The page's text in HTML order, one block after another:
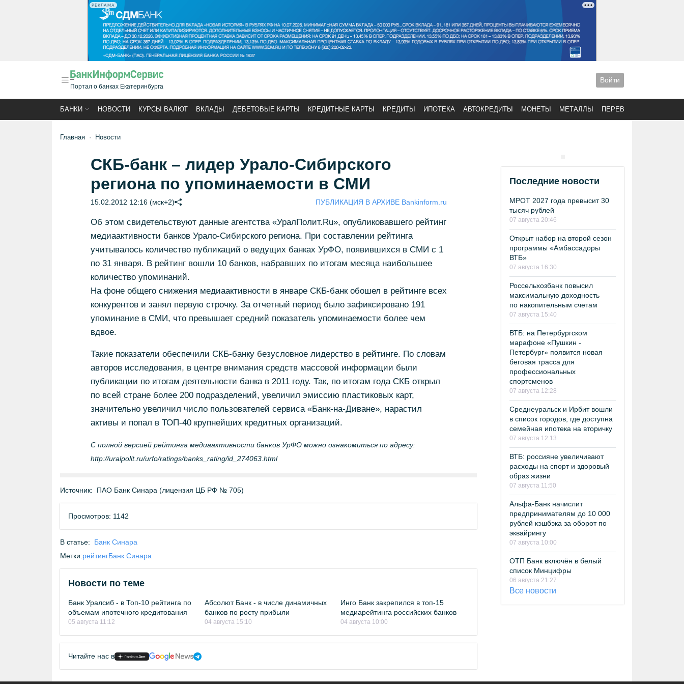
РЕКЛАМА
Портал о банках Екатеринбурга
Войти
БАНКИ НОВОСТИ КУРСЫ ВАЛЮТ ВКЛАДЫ ДЕБЕТОВЫЕ КАРТЫ КРЕДИТНЫЕ КАРТЫ КРЕДИТЫ ИПОТЕКА АВТОКРЕДИТЫ МОНЕТЫ МЕТАЛЛЫ ПЕРЕВОДЫ
Главная Новости
СКБ-банк – лидер Урало-Сибирского
региона по упоминаемости в СМИ
15.02.2012 12:16 (мск+2) ПУБЛИКАЦИЯ В АРХИВЕ Bankinform.ru
Об этом свидетельствуют данные агентства «УралПолит.Ru», опубликовавшего рейтинг
медиаактивности банков Урало-Сибирского региона. При составлении рейтинга
учитывалось количество публикаций о ведущих банках УрФО, появившихся в СМИ с 1
по 31 января. В рейтинг вошли 10 банков, набравших по итогам месяца наибольшее
количество упоминаний.
На фоне общего снижения медиаактивности в январе СКБ-банк обошел в рейтинге всех
конкурентов и занял первую строчку. За отчетный период было зафиксировано 191
упоминание в СМИ, что превышает средний показатель упоминаемости более чем
вдвое.
Такие показатели обеспечили СКБ-банку безусловное лидерство в рейтинге. По словам
авторов исследования, в центре внимания средств массовой информации были
публикации по итогам деятельности банка в 2011 году. Так, по итогам года СКБ открыл
по всей стране более 200 подразделений, увеличил эмиссию пластиковых карт,
значительно увеличил число пользователей сервиса «Банк-на-Диване», нарастил
активы и попал в ТОП-40 крупнейших кредитных организаций.
C полной версией рейтинга медиаактивности банков УрФО можно ознакомиться по адресу:
http://uralpolit.ru/urfo/ratings/banks_rating/id_274063.html
Источник: ПАО Банк Синара (лицензия ЦБ РФ № 705)
Просмотров: 1142
В статье:
Банк Синара
Метки:рейтингБанк Синара
Новости по теме
Банк Уралсиб - в Топ-10 рейтинга по
объемам ипотечного кредитования
05 августа 11:12
Абсолют Банк - в числе динамичных
банков по росту прибыли
04 августа 15:10
Инго Банк закрепился в топ-15
медиарейтинга российских банков
04 августа 10:00
Читайте нас в
Последние новости
МРОТ 2027 года превысит 30
тысяч рублей
07 августа 20:46
Открыт набор на второй сезон
программы «Амбассадоры
ВТБ»
07 августа 16:30
Россельхозбанк повысил
максимальную доходность
по накопительным счетам
07 августа 15:40
ВТБ: на Петербургском
марафоне «Пушкин -
Петербург» появится новая
беговая трасса для
профессиональных
спортсменов
07 августа 12:28
Среднеуральск и Ирбит вошли
в список городов, где доступна
семейная ипотека на вторичку
07 августа 12:13
ВТБ: россияне увеличивают
расходы на спорт и здоровый
образ жизни
07 августа 11:50
Альфа-Банк начислит
предпринимателям до 10 000
рублей кэшбэка за оборот по
эквайрингу
07 августа 10:00
ОТП Банк включён в белый
список Минцифры
06 августа 21:27
Все новости